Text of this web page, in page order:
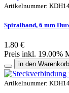
Artikelnummer:
Spiralband, 6 mm
1.80 €
Preis inkl. 19.00%
in den Warenkorb
Artikelnummer: